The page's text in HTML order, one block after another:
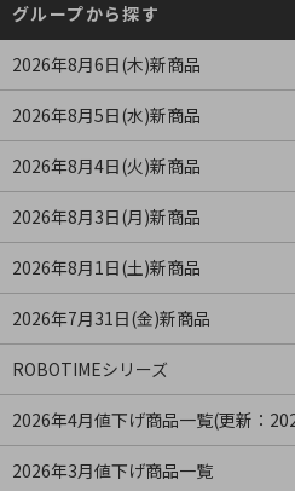
グループから探す
2026年8月6日(木)新商品
2026年8月5日(水)新商品
2026年8月4日(火)新商品
2026年8月3日(月)新商品
2026年8月1日(土)新商品
2026年7月31日(金)新商品
ROBOTIMEシリーズ
2026年4月値下げ商品一覧(更新：
2026年3月値下げ商品一覧